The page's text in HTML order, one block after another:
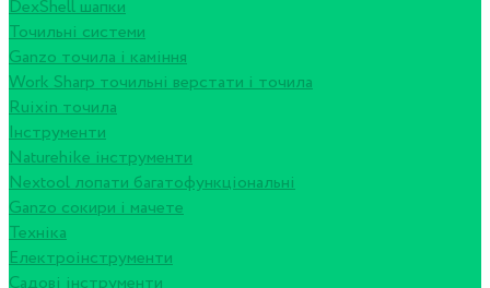
DexShell шапки
Точильні системи
Ganzo точила і каміння
Work Sharp точильні верстати і точила
Ruixin точила
Інструменти
Naturehike інструменти
Nextool лопати багатофункціональні
Ganzo сокири і мачете
Техніка
Електроінструменти